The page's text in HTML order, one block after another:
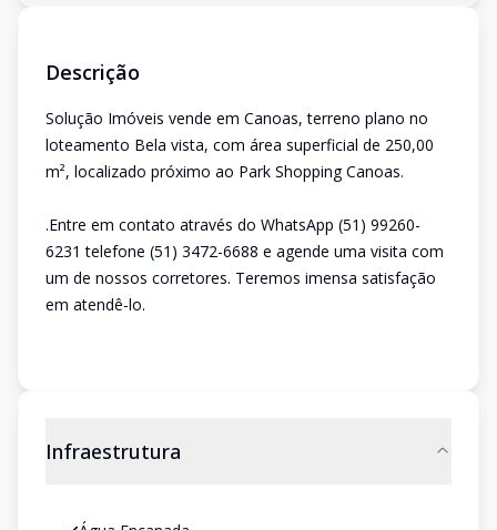
Descrição
Solução Imóveis vende em Canoas, terreno plano no
loteamento Bela vista, com área superficial de 250,00
m², localizado próximo ao Park Shopping Canoas.
.Entre em contato através do WhatsApp (51) 99260-
6231 telefone (51) 3472-6688 e agende uma visita com
um de nossos corretores. Teremos imensa satisfação
em atendê-lo.
Infraestrutura